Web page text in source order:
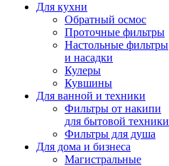
Для кухни
Обратный осмос
Проточные фильтры
Настольные фильтры
и насадки
Кулеры
Кувшины
Для ванной и техники
Фильтры от накипи
для бытовой техники
Фильтры для душа
Для дома и бизнеса
Магистральные